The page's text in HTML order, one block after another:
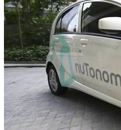
В Гуанчжоу
Роботы
Сортировку
Полетную
России